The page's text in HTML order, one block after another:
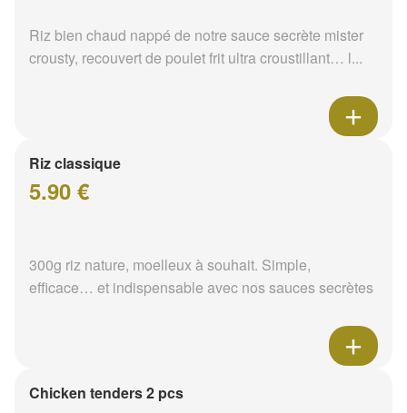
Riz bien chaud nappé de notre sauce secrète mister
crousty, recouvert de poulet frit ultra croustillant… l...
Riz classique
5.90 €
300g riz nature, moelleux à souhait. Simple,
efficace… et indispensable avec nos sauces secrètes
Chicken tenders 2 pcs